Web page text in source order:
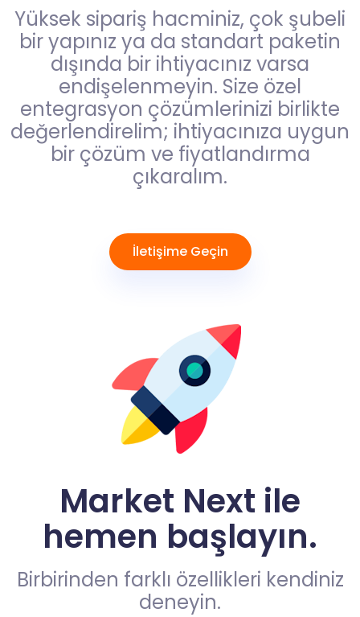
Yüksek sipariş hacminiz, çok şubeli
bir yapınız ya da standart paketin
dışında bir ihtiyacınız varsa
endişelenmeyin. Size özel
entegrasyon çözümlerinizi birlikte
değerlendirelim; ihtiyacınıza uygun
bir çözüm ve fiyatlandırma
çıkaralım.
İletişime Geçin
Market Next ile
hemen başlayın.
Birbirinden farklı özellikleri kendiniz
deneyin.